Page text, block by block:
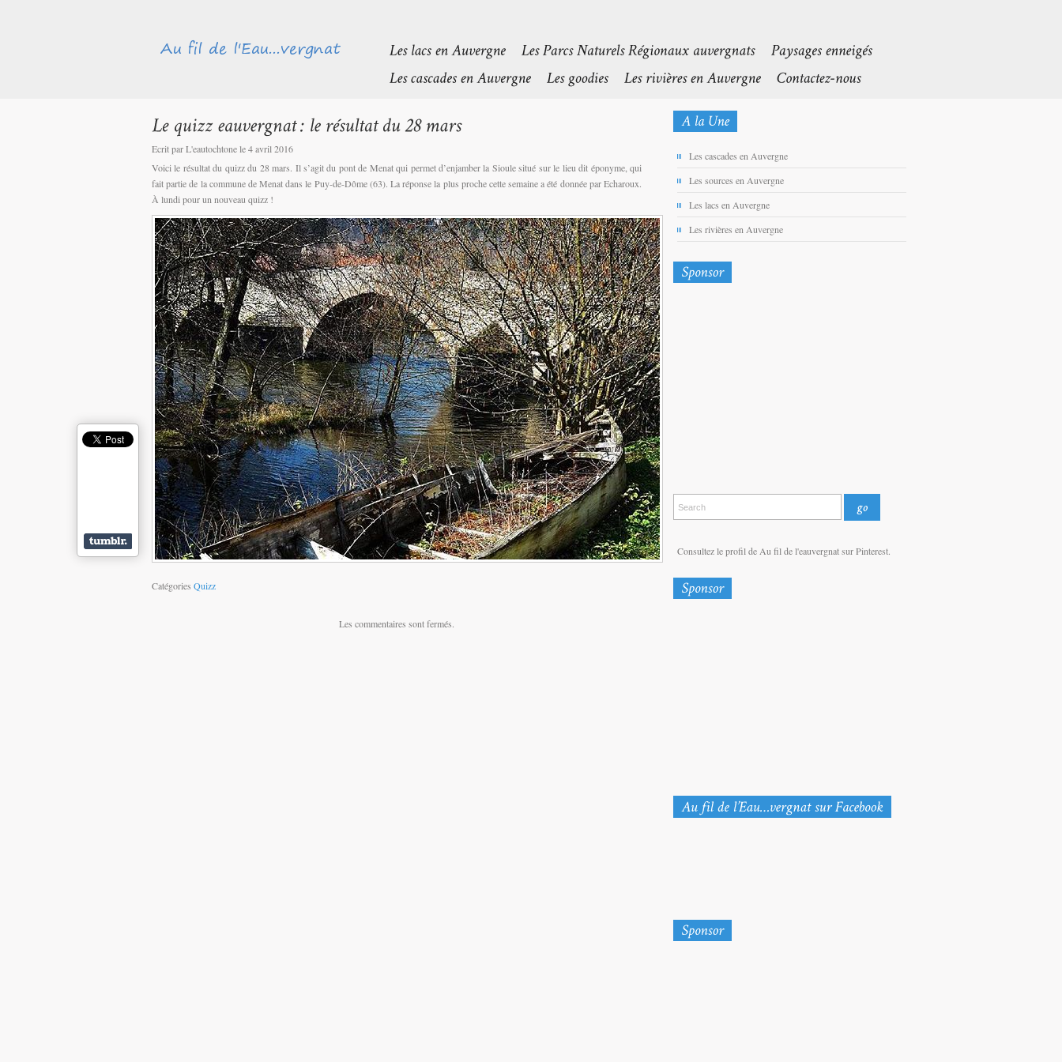
Ecrit par L'eautochtone le 4 avril 2016
Voici le résultat du quizz du 28 mars. Il s’agit du pont de Menat qui permet d’enjamber la Sioule situé sur le lieu dit éponyme, qui
fait partie de la commune de Menat dans le Puy-de-Dôme (63). La réponse la plus proche cette semaine a été donnée par Echaroux.
À lundi pour un nouveau quizz !
Catégories Quizz
Les commentaires sont fermés.
Les cascades en Auvergne
Les sources en Auvergne
Les lacs en Auvergne
Les rivières en Auvergne
Consultez le profil de Au fil de l'eauvergnat sur Pinterest.